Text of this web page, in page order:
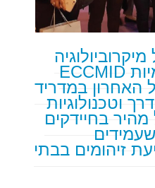
קלינית ומחלות זיהומיות ECCMID
האחרון במדריד
וטכנולוגיות
מהיר בחיידקים
זיהומים בבתי